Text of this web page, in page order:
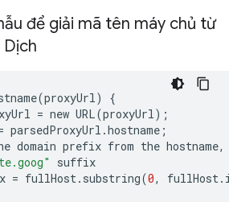
để giải mã tên máy chủ từ
Dịch
(proxyUrl)
{
= new URL(proxyUrl);
parsedProxyUrl .hostname ;
domain prefix from the hostname,
suffix
= fullHost. substring(0, fullHost.